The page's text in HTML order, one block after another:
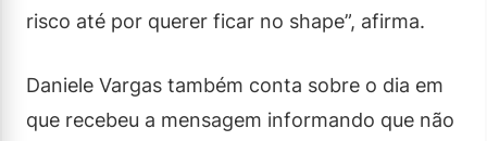
risco até por querer ficar no shape”, afirma.
Daniele Vargas também conta sobre o dia em
que recebeu a mensagem informando que não